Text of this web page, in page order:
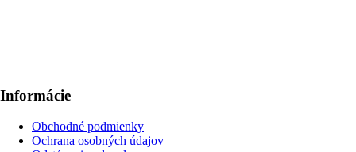
Informácie
Obchodné podmienky
Ochrana osobných údajov